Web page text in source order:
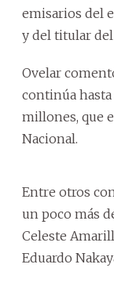
emisarios del
y del titular del
Ovelar
continúa hasta
millones, que
Nacional.
Entre otros
un poco más
Celeste
Eduardo